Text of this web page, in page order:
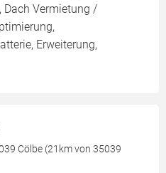
Dach Vermietung /
Erweiterung,
Cölbe (21km von 35039